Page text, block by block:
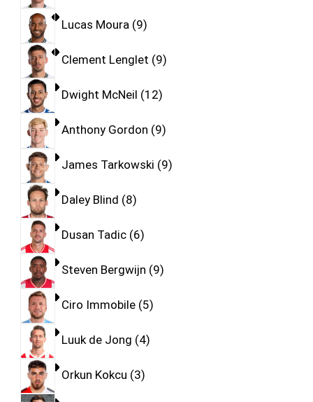
Lucas Moura 9
Clement Lenglet 9
Dwight McNeil 12
Anthony Gordon 9
James Tarkowski 9
Daley Blind 8
Dusan Tadic 6
Steven Bergwijn 9
Ciro Immobile 5
Luuk de Jong 4
Orkun Kokcu 3